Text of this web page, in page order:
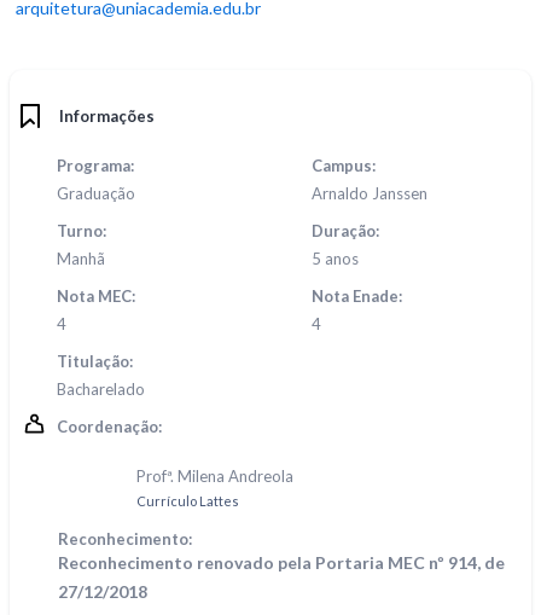
arquitetura@uniacademia.edu.br
Informações
Programa:
Graduação
Campus:
Arnaldo Janssen
Turno:
Manhã
Duração:
5 anos
Nota MEC:
4
Nota Enade:
4
Titulação:
Bacharelado
Coordenação:
Profª. Milena Andreola
Currículo Lattes
Reconhecimento:
Reconhecimento renovado pela Portaria MEC nº 914, de
27/12/2018